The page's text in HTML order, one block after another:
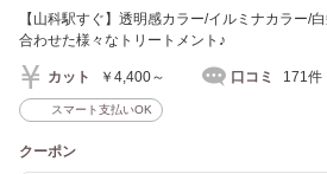
【山科駅すぐ】透明感カラー/イルミナカラー/
合わせた様々なトリートメント♪
カット ￥4,400～ 口コミ 171件
スマート支払いOK
クーポン